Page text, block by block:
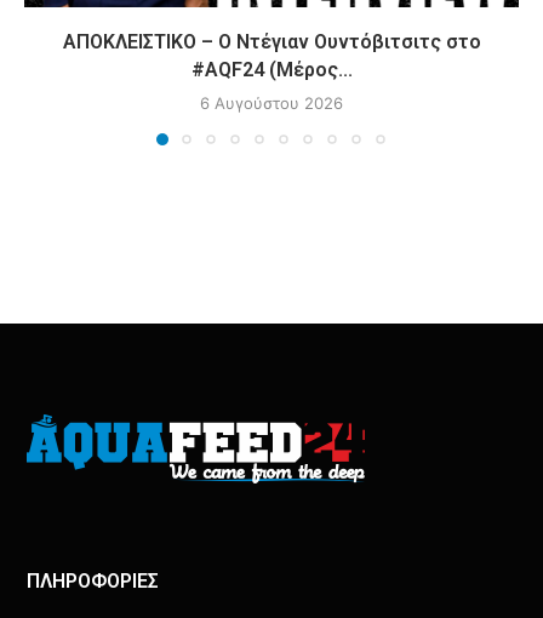
ΑΠΟΚΛΕΙΣΤΙΚΟ – Ο Ντέγιαν Ουντόβιτσιτς στο
#AQF24 (Μέρος...
6 Αυγούστου 2026
ΠΛΗΡΟΦΟΡΙΕΣ